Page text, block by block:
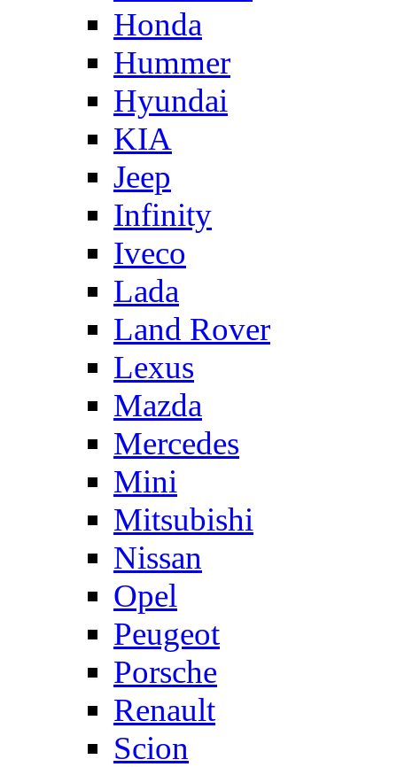
Honda
Hummer
Hyundai
KIA
Jeep
Infinity
Iveco
Lada
Land Rover
Lexus
Mazda
Mercedes
Mini
Mitsubishi
Nissan
Opel
Peugeot
Porsche
Renault
Scion